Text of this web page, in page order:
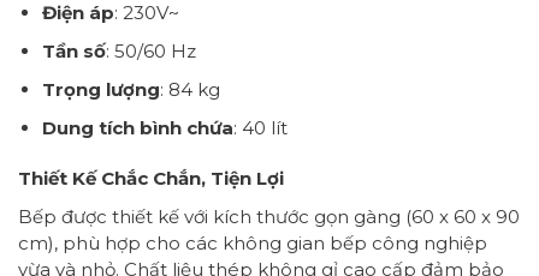
Điện áp: 230V~
Tần số: 50/60 Hz
Trọng lượng: 84 kg
Dung tích bình chứa: 40 lít
Thiết Kế Chắc Chắn, Tiện Lợi
Bếp được thiết kế với kích thước gọn gàng (60 x 60 x 90
cm), phù hợp cho các không gian bếp công nghiệp
vừa và nhỏ. Chất liệu thép không gỉ cao cấp đảm bảo